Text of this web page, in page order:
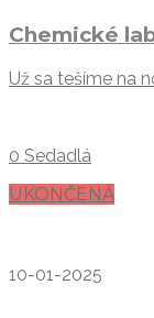
Chemické
Už sa tešíme na
0 Sedadlá
UKONČENÁ
10-01-2025